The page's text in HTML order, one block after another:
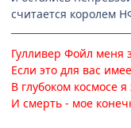
считается королем
Гулливер Фойл меня
Если это для вас
В глубоком космосе
И смерть - мое